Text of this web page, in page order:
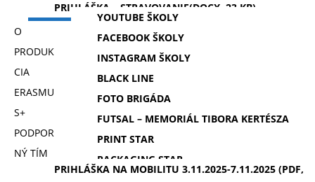
PRIHLÁŠKA – STRAVOVANIE(DOCX, 23 KB)
O
YOUTUBE ŠKOLY
FACEBOOK ŠKOLY
INSTAGRAM ŠKOLY
BLACK LINE
FOTO BRIGÁDA
FUTSAL – MEMORIÁL TIBORA KERTÉSZA
PRINT STAR
PACKAGING STAR
PRODUK
CIA
ERASMU
S+
PRIHLÁŠKA NA MOBILITU 3.11.2025-7.11.2025 (PDF,
PODPOR
NÝ TÍM